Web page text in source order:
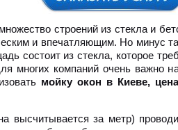
строений из стекла и
и впечатляющим. Но минус
состоит из стекла, которое
многих компаний очень важно
мойку окон в Киеве,
высчитывается за метр)